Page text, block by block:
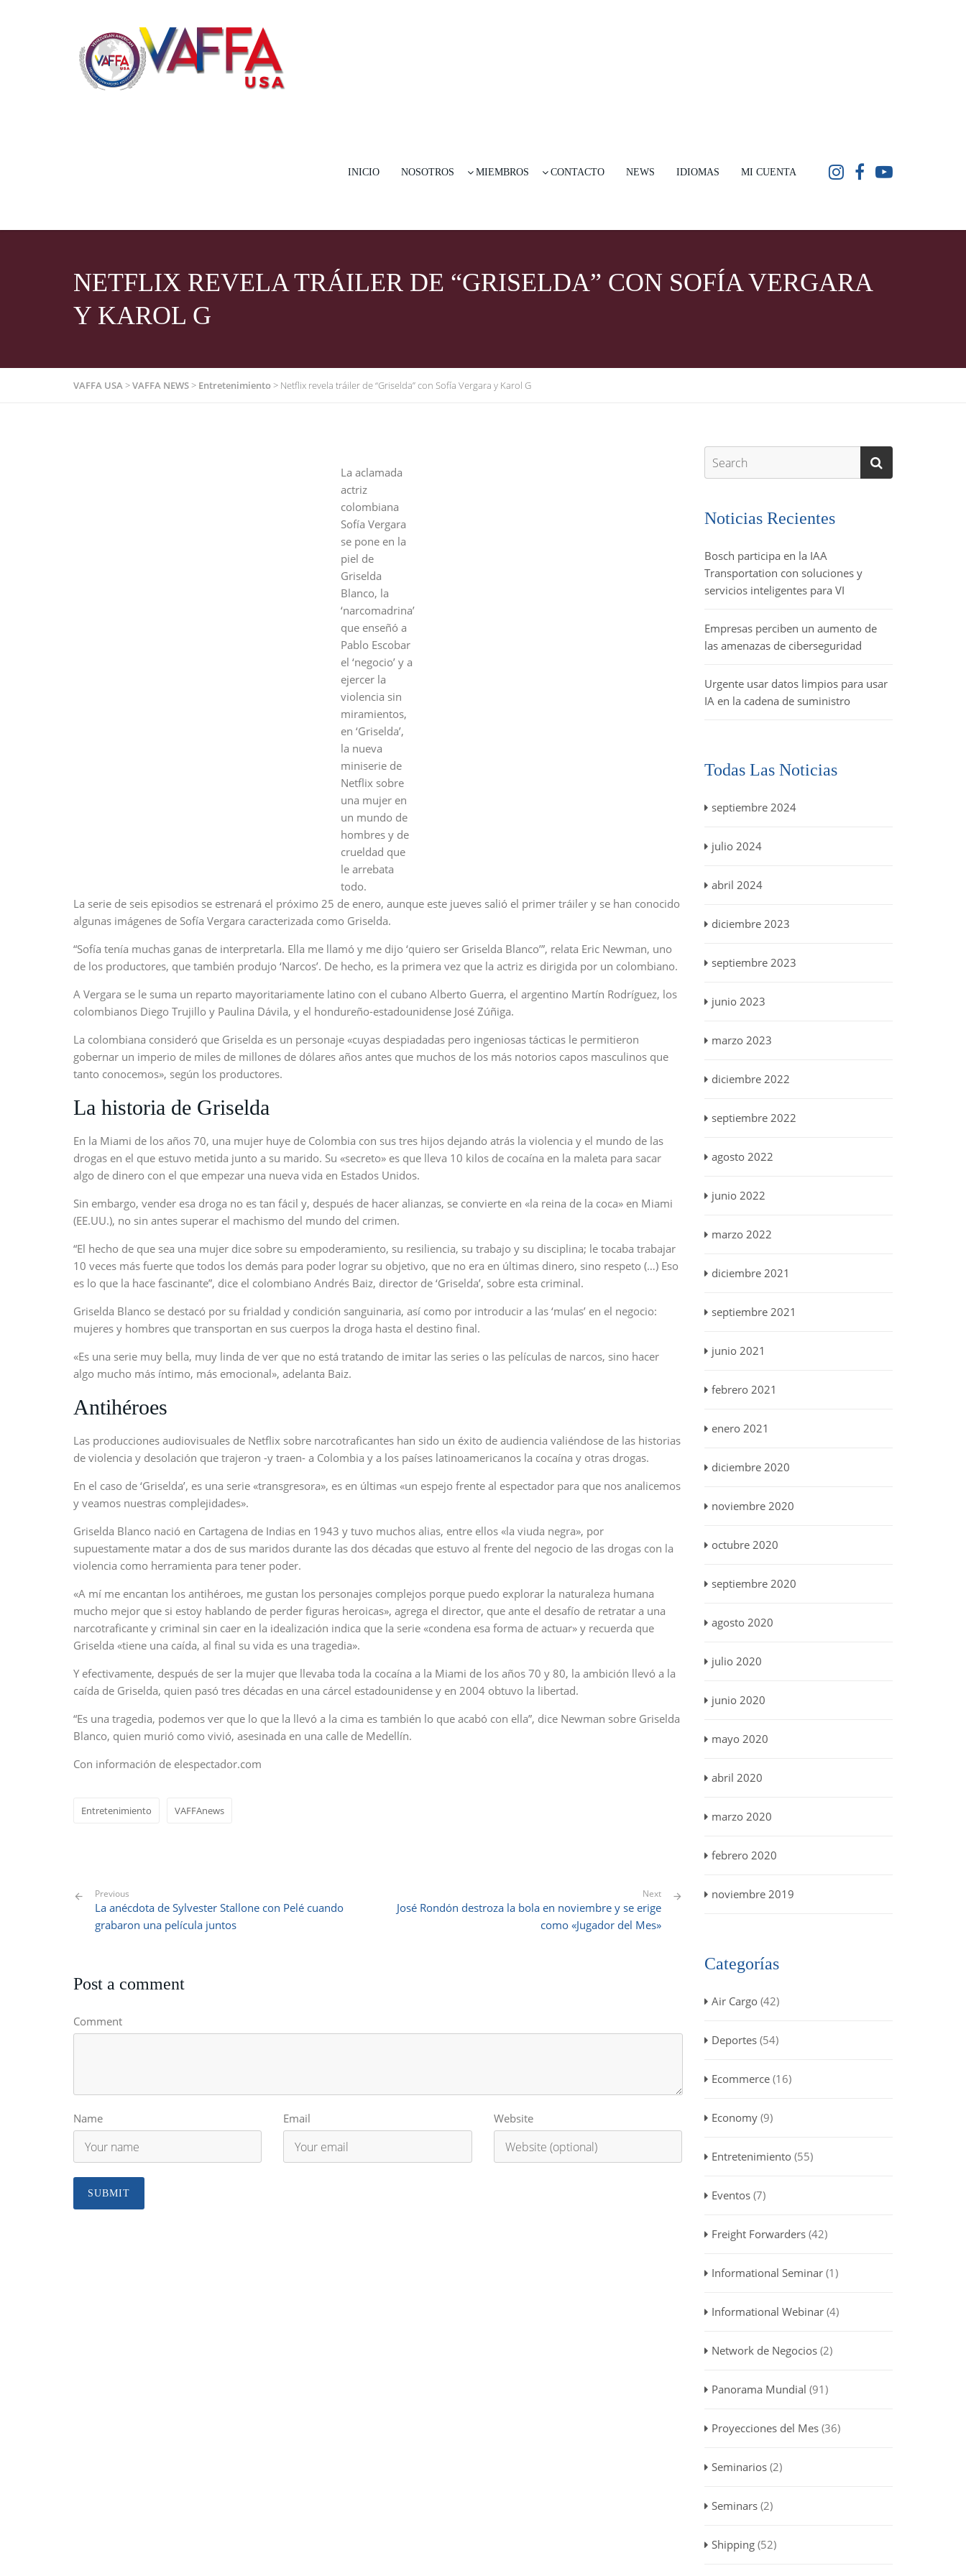
INICIO NOSOTROS MIEMBROS CONTACTO NEWS IDIOMAS MI CUENTA
NETFLIX REVELA TRÁILER DE “GRISELDA” CON SOFÍA VERGARA
Y KAROL G
VAFFA USA>VAFFA NEWS> Entretenimiento> Netflix revela tráiler de “Griselda” con Sofía Vergara y Karol G
La aclamada
actriz
colombiana
Sofía Vergara
se pone en la
piel de
Griselda
Blanco, la
‘narcomadrina’
que enseñó a
Pablo Escobar
el ‘negocio’ y a
ejercer la
violencia sin
miramientos,
en ‘Griselda’,
la nueva
miniserie de
Netflix sobre
una mujer en
un mundo de
hombres y de
crueldad que
le arrebata
todo.
La serie de seis episodios se estrenará el próximo 25 de enero, aunque este jueves salió el primer tráiler y se han conocido
algunas imágenes de Sofía Vergara caracterizada como Griselda.
“Sofía tenía muchas ganas de interpretarla. Ella me llamó y me dijo ‘quiero ser Griselda Blanco’”, relata Eric Newman, uno
de los productores, que también produjo ‘Narcos’. De hecho, es la primera vez que la actriz es dirigida por un colombiano.
A Vergara se le suma un reparto mayoritariamente latino con el cubano Alberto Guerra, el argentino Martín Rodríguez, los
colombianos Diego Trujillo y Paulina Dávila, y el hondureño-estadounidense José Zúñiga.
La colombiana consideró que Griselda es un personaje «cuyas despiadadas pero ingeniosas tácticas le permitieron
gobernar un imperio de miles de millones de dólares años antes que muchos de los más notorios capos masculinos que
tanto conocemos», según los productores.
La historia de Griselda
En la Miami de los años 70, una mujer huye de Colombia con sus tres hijos dejando atrás la violencia y el mundo de las
drogas en el que estuvo metida junto a su marido. Su «secreto» es que lleva 10 kilos de cocaína en la maleta para sacar
algo de dinero con el que empezar una nueva vida en Estados Unidos.
Sin embargo, vender esa droga no es tan fácil y, después de hacer alianzas, se convierte en «la reina de la coca» en Miami
(EE.UU.), no sin antes superar el machismo del mundo del crimen.
“El hecho de que sea una mujer dice sobre su empoderamiento, su resiliencia, su trabajo y su disciplina; le tocaba trabajar
10 veces más fuerte que todos los demás para poder lograr su objetivo, que no era en últimas dinero, sino respeto (…) Eso
es lo que la hace fascinante”, dice el colombiano Andrés Baiz, director de ‘Griselda’, sobre esta criminal.
Griselda Blanco se destacó por su frialdad y condición sanguinaria, así como por introducir a las ‘mulas’ en el negocio:
mujeres y hombres que transportan en sus cuerpos la droga hasta el destino final.
«Es una serie muy bella, muy linda de ver que no está tratando de imitar las series o las películas de narcos, sino hacer
algo mucho más íntimo, más emocional», adelanta Baiz.
Antihéroes
Las producciones audiovisuales de Netflix sobre narcotraficantes han sido un éxito de audiencia valiéndose de las historias
de violencia y desolación que trajeron -y traen- a Colombia y a los países latinoamericanos la cocaína y otras drogas.
En el caso de ‘Griselda’, es una serie «transgresora», es en últimas «un espejo frente al espectador para que nos analicemos
y veamos nuestras complejidades».
Griselda Blanco nació en Cartagena de Indias en 1943 y tuvo muchos alias, entre ellos «la viuda negra», por
supuestamente matar a dos de sus maridos durante las dos décadas que estuvo al frente del negocio de las drogas con la
violencia como herramienta para tener poder.
«A mí me encantan los antihéroes, me gustan los personajes complejos porque puedo explorar la naturaleza humana
mucho mejor que si estoy hablando de perder figuras heroicas», agrega el director, que ante el desafío de retratar a una
narcotraficante y criminal sin caer en la idealización indica que la serie «condena esa forma de actuar» y recuerda que
Griselda «tiene una caída, al final su vida es una tragedia».
Y efectivamente, después de ser la mujer que llevaba toda la cocaína a la Miami de los años 70 y 80, la ambición llevó a la
caída de Griselda, quien pasó tres décadas en una cárcel estadounidense y en 2004 obtuvo la libertad.
“Es una tragedia, podemos ver que lo que la llevó a la cima es también lo que acabó con ella”, dice Newman sobre Griselda
Blanco, quien murió como vivió, asesinada en una calle de Medellín.
Con información de elespectador.com
Entretenimiento VAFFAnews
Previous
La anécdota de Sylvester Stallone con Pelé cuando
grabaron una película juntos
Next
José Rondón destroza la bola en noviembre y se erige
como «Jugador del Mes»
Post a comment
Comment
Name Email Website
Noticias Recientes
Bosch participa en la IAA
Transportation con soluciones y
servicios inteligentes para VI
Empresas perciben un aumento de
las amenazas de ciberseguridad
Urgente usar datos limpios para usar
IA en la cadena de suministro
Todas Las Noticias
septiembre 2024
julio 2024
abril 2024
diciembre 2023
septiembre 2023
junio 2023
marzo 2023
diciembre 2022
septiembre 2022
agosto 2022
junio 2022
marzo 2022
diciembre 2021
septiembre 2021
junio 2021
febrero 2021
enero 2021
diciembre 2020
noviembre 2020
octubre 2020
septiembre 2020
agosto 2020
julio 2020
junio 2020
mayo 2020
abril 2020
marzo 2020
febrero 2020
noviembre 2019
Categorías
Air Cargo(42)
Deportes(54)
Ecommerce(16)
Economy(9)
Entretenimiento(55)
Eventos(7)
Freight Forwarders(42)
Informational Seminar(1)
Informational Webinar(4)
Network de Negocios(2)
Panorama Mundial (91)
Proyecciones del Mes(36)
Seminarios(2)
Seminars(2)
Shipping(52)